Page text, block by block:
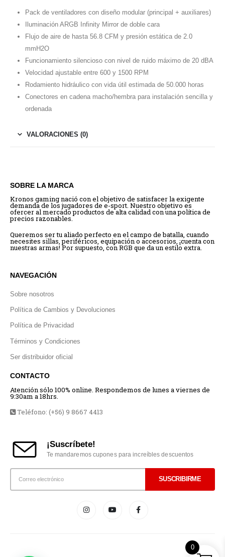
Pack de ventiladores con diseño modular (principal + auxiliares)
Iluminación ARGB Infinity Mirror de doble cara
Flujo de aire de hasta 56.8 CFM y presión estática de 2.0
mmH2O
Funcionamiento silencioso con nivel de ruido máximo de 20 dBA
Velocidad ajustable entre 600 y 1500 RPM
Rodamiento hidráulico con vida útil estimada de 50.000 horas
Conectores en cadena macho/hembra para instalación sencilla y
ordenada
VALORACIONES (0)
SOBRE LA MARCA
Kronos gaming nació con el objetivo de satisfacer la exigente
demanda de los jugadores de e-sport. Nuestro objetivo es
ofercer al mercado productos de alta calidad con una política de
precios razonables.
Queremos ser tu aliado perfecto en el campo de batalla, cuando
necesites sillas, periféricos, equipación o accesorios, ¡cuenta con
nuestras armas! Por supuesto, con RGB que da un estilo extra.
NAVEGACIÓN
Sobre nosotros
Política de Cambios y Devoluciones
Política de Privacidad
Términos y Condiciones
Ser distribuidor oficial
CONTACTO
Atención sólo 100% online. Respondemos de lunes a viernes de
9:30am a 18hrs.
Teléfono: (+56) 9 8667 4413
¡Suscríbete!
Te mandaremos cupones para increíbles descuentos
0